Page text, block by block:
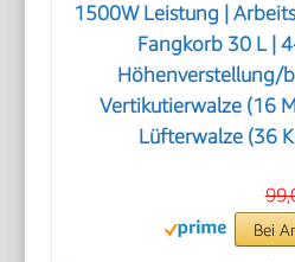
1500W Leistung |
Fangkorb 30 L |
Höhenverstellung/
Vertikutierwalze (16
Lüfterwalze (36
Bei